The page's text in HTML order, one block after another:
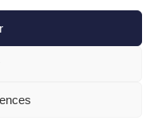
de cookies